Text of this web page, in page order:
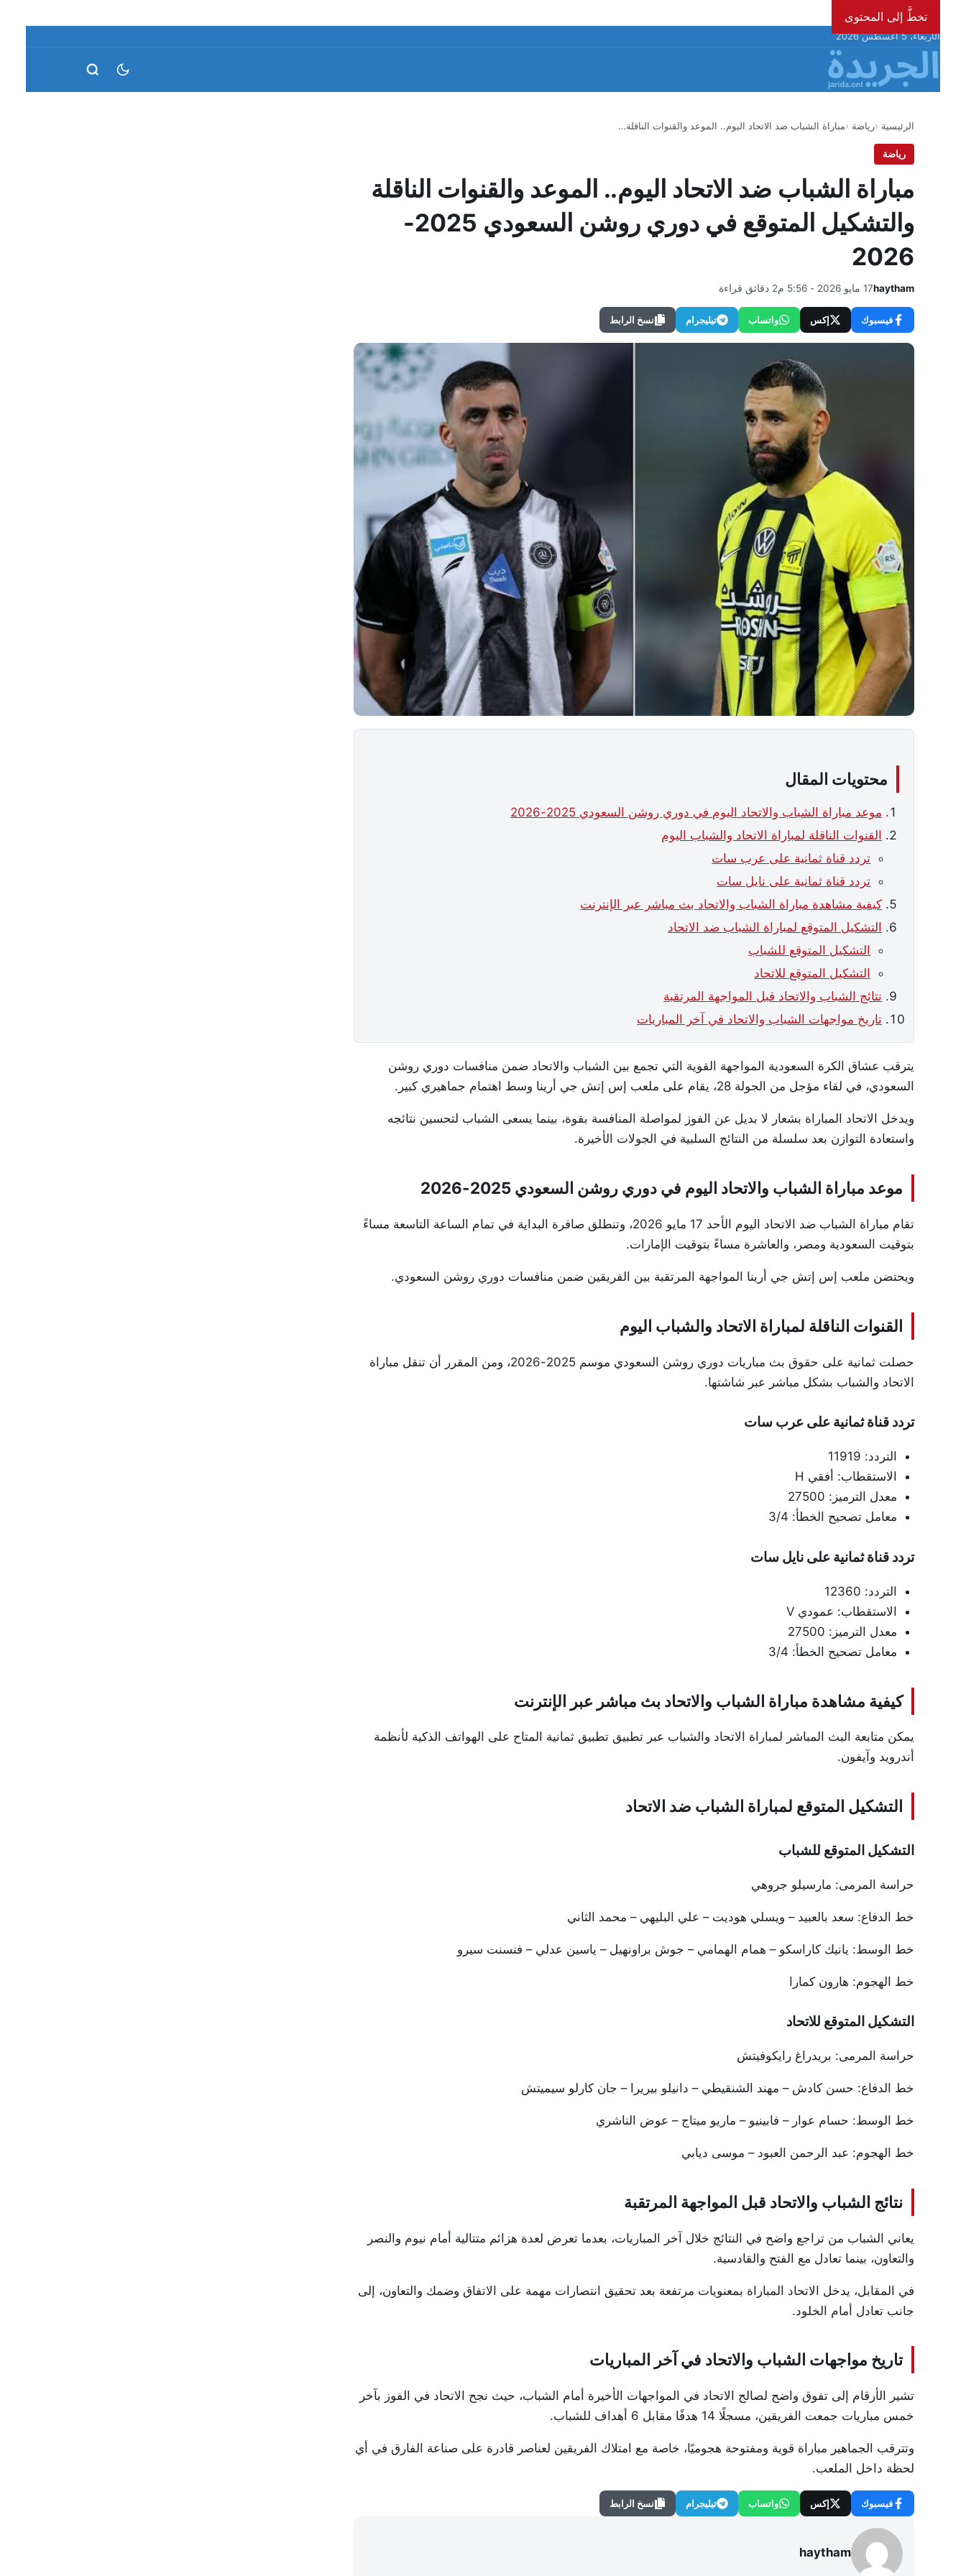
تخطَّ إلى المحتوى
الأربعاء، 5 أغسطس 2026
الرئيسية رياضة مباراة الشباب ضد الاتحاد اليوم.. الموعد والقنوات الناقلة…
رياضة
مباراة الشباب ضد الاتحاد اليوم.. الموعد والقنوات الناقلة
والتشكيل المتوقع في دوري روشن السعودي 2025-
2026
haytham17 مايو 2026 - 5:56 م 2 دقائق قراءة
فيسبوك إكس واتساب تيليجرام نسخ الرابط
محتويات المقال
موعد مباراة الشباب والاتحاد اليوم في دوري روشن السعودي 2025-2026
القنوات الناقلة لمباراة الاتحاد والشباب اليوم
تردد قناة ثمانية على عرب سات
تردد قناة ثمانية على نايل سات
كيفية مشاهدة مباراة الشباب والاتحاد بث مباشر عبر الإنترنت
التشكيل المتوقع لمباراة الشباب ضد الاتحاد
التشكيل المتوقع للشباب
التشكيل المتوقع للاتحاد
نتائج الشباب والاتحاد قبل المواجهة المرتقبة
تاريخ مواجهات الشباب والاتحاد في آخر المباريات
يترقب عشاق الكرة السعودية المواجهة القوية التي تجمع بين الشباب والاتحاد ضمن منافسات دوري روشن
السعودي، في لقاء مؤجل من الجولة 28، يقام على ملعب إس إتش جي أرينا وسط اهتمام جماهيري كبير.
ويدخل الاتحاد المباراة بشعار لا بديل عن الفوز لمواصلة المنافسة بقوة، بينما يسعى الشباب لتحسين نتائجه
واستعادة التوازن بعد سلسلة من النتائج السلبية في الجولات الأخيرة.
موعد مباراة الشباب والاتحاد اليوم في دوري روشن السعودي 2025-2026
تقام مباراة الشباب ضد الاتحاد اليوم الأحد 17 مايو 2026، وتنطلق صافرة البداية في تمام الساعة التاسعة مساءً
بتوقيت السعودية ومصر، والعاشرة مساءً بتوقيت الإمارات.
ويحتضن ملعب إس إتش جي أرينا المواجهة المرتقبة بين الفريقين ضمن منافسات دوري روشن السعودي.
القنوات الناقلة لمباراة الاتحاد والشباب اليوم
حصلت ثمانية على حقوق بث مباريات دوري روشن السعودي موسم 2025-2026، ومن المقرر أن تنقل مباراة
الاتحاد والشباب بشكل مباشر عبر شاشتها.
تردد قناة ثمانية على عرب سات
التردد: 11919
الاستقطاب: أفقي H
معدل الترميز: 27500
معامل تصحيح الخطأ: 3/4
تردد قناة ثمانية على نايل سات
التردد: 12360
الاستقطاب: عمودي V
معدل الترميز: 27500
معامل تصحيح الخطأ: 3/4
كيفية مشاهدة مباراة الشباب والاتحاد بث مباشر عبر الإنترنت
يمكن متابعة البث المباشر لمباراة الاتحاد والشباب عبر تطبيق تطبيق ثمانية المتاح على الهواتف الذكية لأنظمة
أندرويد وآيفون.
التشكيل المتوقع لمباراة الشباب ضد الاتحاد
التشكيل المتوقع للشباب
حراسة المرمى: مارسيلو جروهي
خط الدفاع: سعد بالعبيد – ويسلي هوديت – علي البليهي – محمد الثاني
خط الوسط: يانيك كاراسكو – همام الهمامي – جوش براونهيل – ياسين عدلي – فنسنت سيرو
خط الهجوم: هارون كمارا
التشكيل المتوقع للاتحاد
حراسة المرمى: بريدراغ رايكوفيتش
خط الدفاع: حسن كادش – مهند الشنقيطي – دانيلو بيريرا – جان كارلو سيميتش
خط الوسط: حسام عوار – فابينيو – ماريو ميتاج – عوض الناشري
خط الهجوم: عبد الرحمن العبود – موسى ديابي
نتائج الشباب والاتحاد قبل المواجهة المرتقبة
يعاني الشباب من تراجع واضح في النتائج خلال آخر المباريات، بعدما تعرض لعدة هزائم متتالية أمام نيوم والنصر
والتعاون، بينما تعادل مع الفتح والقادسية.
في المقابل، يدخل الاتحاد المباراة بمعنويات مرتفعة بعد تحقيق انتصارات مهمة على الاتفاق وضمك والتعاون، إلى
جانب تعادل أمام الخلود.
تاريخ مواجهات الشباب والاتحاد في آخر المباريات
تشير الأرقام إلى تفوق واضح لصالح الاتحاد في المواجهات الأخيرة أمام الشباب، حيث نجح الاتحاد في الفوز بآخر
خمس مباريات جمعت الفريقين، مسجلًا 14 هدفًا مقابل 6 أهداف للشباب.
وتترقب الجماهير مباراة قوية ومفتوحة هجوميًا، خاصة مع امتلاك الفريقين لعناصر قادرة على صناعة الفارق في أي
لحظة داخل الملعب.
فيسبوك إكس واتساب تيليجرام نسخ الرابط
haytham